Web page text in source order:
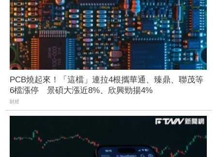
PCB燒起來！「這檔」連拉4根攜華通、臻鼎、聯茂等
6檔漲停 景碩大漲近8%、欣興勁揚4%
財經